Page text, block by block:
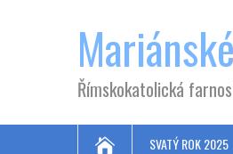
Římskokatolická
SVATÝ ROK 2025